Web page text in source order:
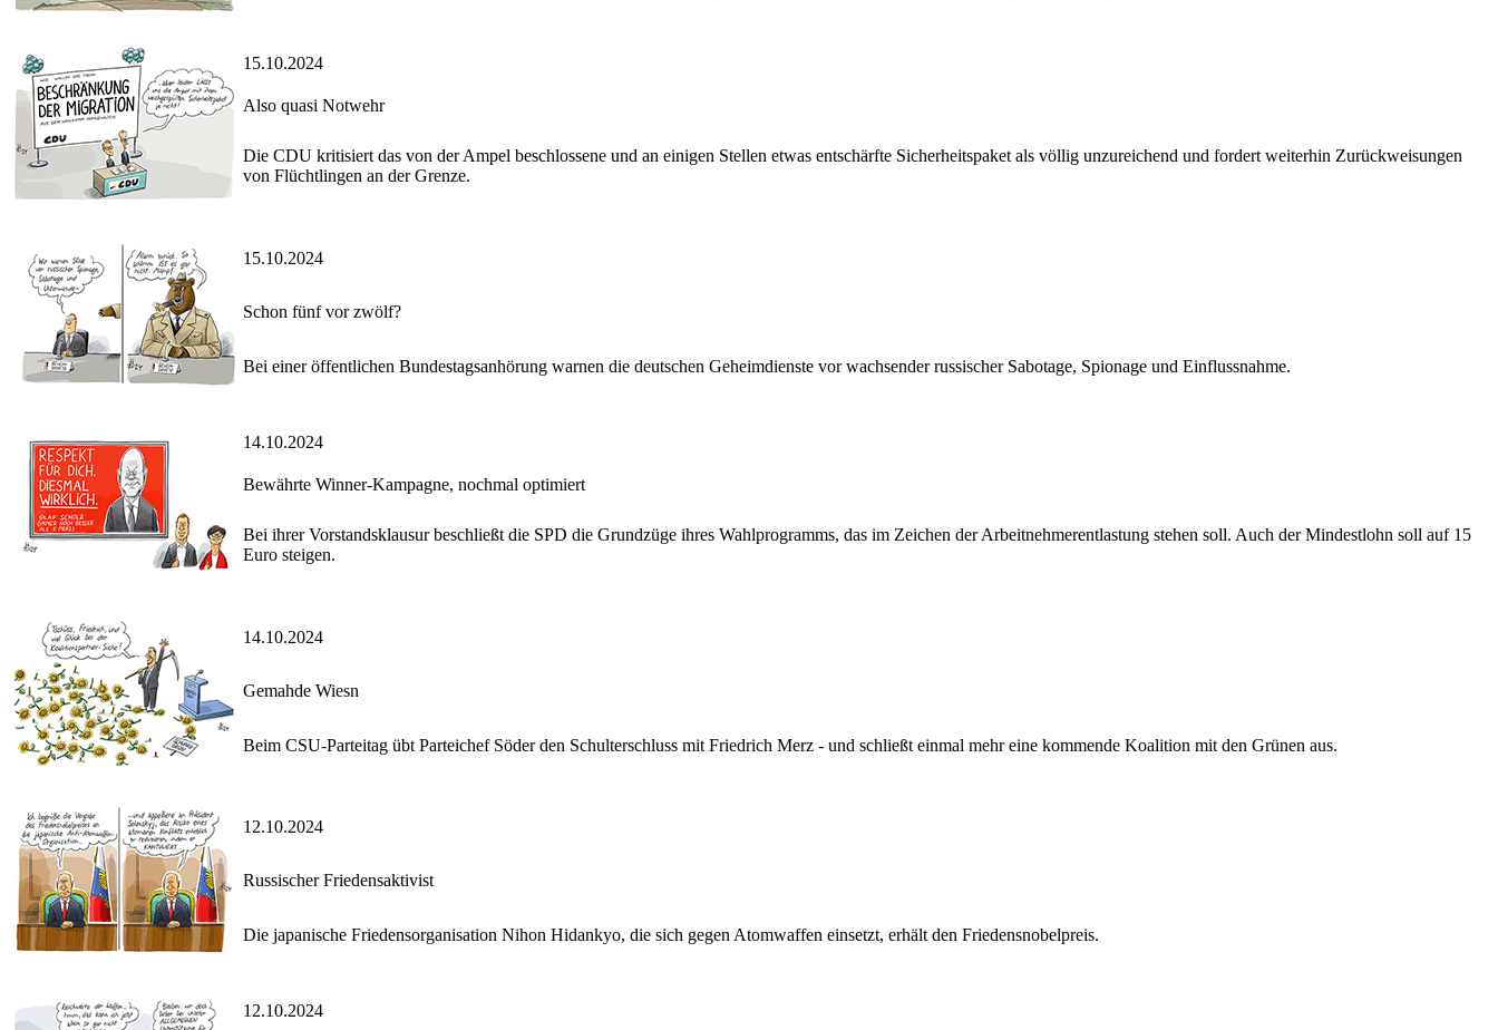
15.10.2024
Also quasi Notwehr
Die CDU kritisiert das von der Ampel beschlossene und an einigen Stellen etwas entschärfte Sicherheitspaket als völlig unzureichend und fordert weiterhin Zurückweisungen
von Flüchtlingen an der Grenze.
15.10.2024
Schon fünf vor zwölf?
Bei einer öffentlichen Bundestagsanhörung warnen die deutschen Geheimdienste vor wachsender russischer Sabotage, Spionage und Einflussnahme.
14.10.2024
Bewährte Winner-Kampagne, nochmal optimiert
Bei ihrer Vorstandsklausur beschließt die SPD die Grundzüge ihres Wahlprogramms, das im Zeichen der Arbeitnehmerentlastung stehen soll. Auch der Mindestlohn soll auf 15
Euro steigen.
14.10.2024
Gemahde Wiesn
Beim CSU-Parteitag übt Parteichef Söder den Schulterschluss mit Friedrich Merz - und schließt einmal mehr eine kommende Koalition mit den Grünen aus.
12.10.2024
Russischer Friedensaktivist
Die japanische Friedensorganisation Nihon Hidankyo, die sich gegen Atomwaffen einsetzt, erhält den Friedensnobelpreis.
12.10.2024